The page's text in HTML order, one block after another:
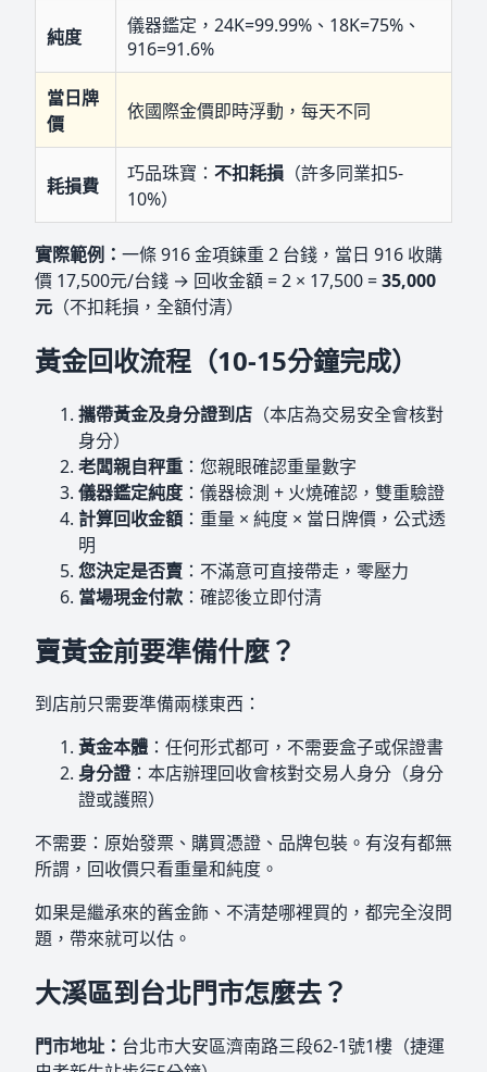
純度
儀器鑑定，24K=99.99%、18K=75%、
916=91.6%
當日牌
價
依國際金價即時浮動，每天不同
耗損費
巧品珠寶： 不扣耗損 （許多同業扣5-
10%）
實際範例： 一條 916 金項鍊重 2 台錢，當日 916 收購
價 17,500元/台錢 → 回收金額 = 2 × 17,500 =35,000
元 （不扣耗損，全額付清）
黃金回收流程（10-15分鐘完成）
攜帶黃金及身分證到店 （本店為交易安全會核對
身分）
老闆親自秤重 ：您親眼確認重量數字
儀器鑑定純度 ：儀器檢測 + 火燒確認，雙重驗證
計算回收金額 ：重量 × 純度 × 當日牌價，公式透
明
您決定是否賣 ：不滿意可直接帶走，零壓力
當場現金付款 ：確認後立即付清
賣黃金前要準備什麼？
到店前只需要準備兩樣東西：
黃金本體 ：任何形式都可，不需要盒子或保證書
身分證 ：本店辦理回收會核對交易人身分（身分
證或護照）
不需要：原始發票、購買憑證、品牌包裝。有沒有都無
所謂，回收價只看重量和純度。
如果是繼承來的舊金飾、不清楚哪裡買的，都完全沒問
題，帶來就可以估。
大溪區到台北門市怎麼去？
門市地址： 台北市大安區濟南路三段62-1號1樓（捷運